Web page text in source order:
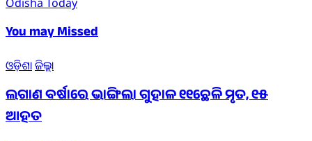
You may Missed
ଓଡ଼ିଶାଜିଲ୍ଲା
ଲଗାଣ ବର୍ଷାରେ ଭାଙ୍ଗିଲା ଗୁହାଳ ୧୧ଛେଳି ମୃତ, ୧୫
ଆହତ